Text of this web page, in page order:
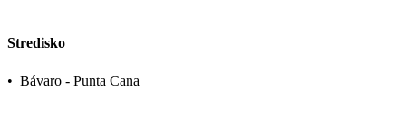
Stredisko
• Bávaro - Punta Cana